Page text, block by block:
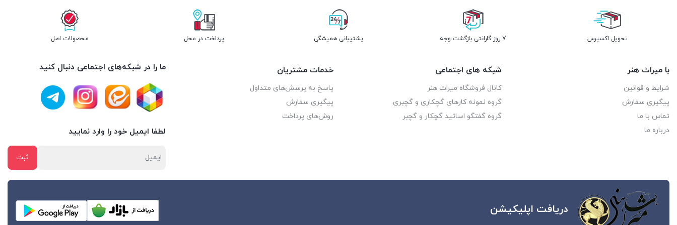
تحویل اکسپرس 7 روز گارانتی بازگشت وجه پشتیبانی همیشگی پرداخت در محل محصولات اصل
با میراث هنر
شرایط و قوانین
پیگیری سفارش
تماس با ما
درباره ما
شبکه های اجتماعی
کانال فروشگاه میراث هنر
گروه نمونه کارهای گچکاری و گچبری
گروه گفتگو اساتید گچکار و گچبر
خدمات مشتریان
پاسخ به پرسش‌های متداول
پیگیری سفارش
روش‌های پرداخت
ما را در شبکه‌های اجتماعی دنبال کنید
لطفا ایمیل خود را وارد نمایید
دریافت اپلیکیشن